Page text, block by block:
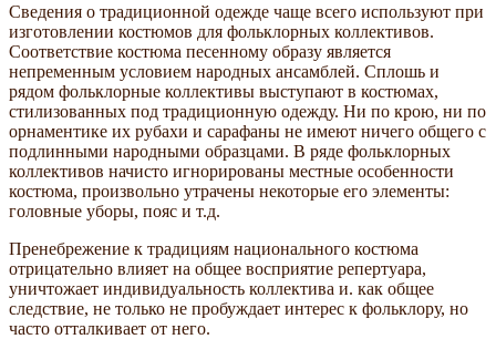
Сведения о традиционной одежде чаще всего используют при
изготовлении костюмов для фольклорных коллективов.
Соответствие костюма песенному образу является
непременным условием народных ансамблей. Сплошь и
рядом фольклорные коллективы выступают в костюмах,
стилизованных под традиционную одежду. Ни по крою, ни по
орнаментике их рубахи и сарафаны не имеют ничего общего с
подлинными народными образцами. В ряде фольклорных
коллективов начисто игнорированы местные особенности
костюма, произвольно утрачены некоторые его элементы:
головные уборы, пояс и т.д.
Пренебрежение к традициям национального костюма
отрицательно влияет на общее восприятие репертуара,
уничтожает индивидуальность коллектива и. как общее
следствие, не только не пробуждает интерес к фольклору, но
часто отталкивает от него.